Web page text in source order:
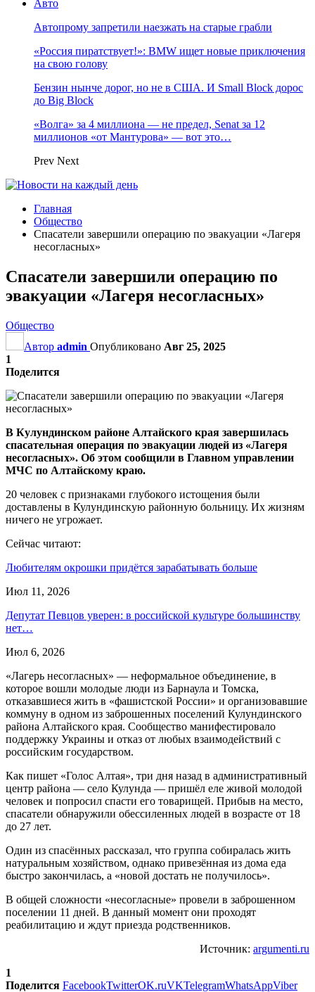
Авто
Автопрому запретили наезжать на старые грабли
«Россия пиратствует!»: BMW ищет новые приключения
на свою голову
Бензин нынче дорог, но не в США. И Small Block дорос
до Big Block
«Волга» за 4 миллиона — не предел, Senat за 12
миллионов «от Мантурова» — вот это…
Prev Next
Главная
Общество
Спасатели завершили операцию по эвакуации «Лагеря
несогласных»
Спасатели завершили операцию по
эвакуации «Лагеря несогласных»
Общество
Автор admin Опубликовано Авг 25, 2025
1
Поделится
В Кулундинском районе Алтайского края завершилась
спасательная операция по эвакуации людей из «Лагеря
несогласных». Об этом сообщили в Главном управлении
МЧС по Алтайскому краю.
20 человек с признаками глубокого истощения были
доставлены в Кулундинскую районную больницу. Их жизням
ничего не угрожает.
Сейчас читают:
Любителям окрошки придётся зарабатывать больше
Июл 11, 2026
Депутат Певцов уверен: в российской культуре большинству
нет…
Июл 6, 2026
«Лагерь несогласных» — неформальное объединение, в
которое вошли молодые люди из Барнаула и Томска,
отказавшиеся жить в «фашистской России» и организовавшие
коммуну в одном из заброшенных поселений Кулундинского
района Алтайского края. Сообщество манифестировало
поддержку Украины и отказ от любых взаимодействий с
российским государством.
Как пишет «Голос Алтая», три дня назад в административный
центр района — село Кулунда — пришёл еле живой молодой
человек и попросил спасти его товарищей. Прибыв на место,
спасатели обнаружили обессиленных людей в возрасте от 18
до 27 лет.
Один из спасённых рассказал, что группа собиралась жить
натуральным хозяйством, однако привезённая из дома еда
быстро закончилась, а «новой достать не получилось».
В общей сложности «несогласные» провели в заброшенном
поселении 11 дней. В данный момент они проходят
реабилитацию и ждут приезда родственников.
Источник: argumenti.ru
1
Поделится FacebookTwitterOK.ruVKTelegramWhatsAppViber